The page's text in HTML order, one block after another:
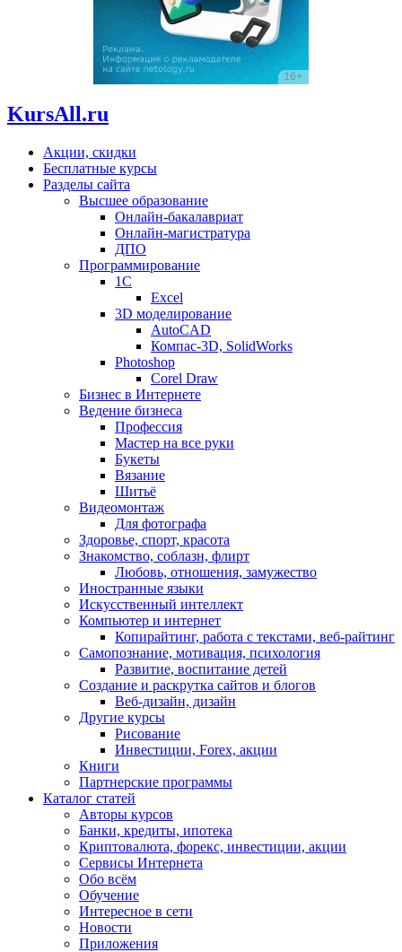
KursAll.ru
Акции, скидки
Бесплатные курсы
Разделы сайта
Высшее образование
Онлайн-бакалавриат
Онлайн-магистратура
ДПО
Программирование
1С
Excel
3D моделирование
AutoCAD
Компас-3D, SolidWorks
Photoshop
Corel Draw
Бизнес в Интернете
Ведение бизнеса
Профессия
Мастер на все руки
Букеты
Вязание
Шитьё
Видеомонтаж
Для фотографа
Здоровье, спорт, красота
Знакомство, соблазн, флирт
Любовь, отношения, замужество
Иностранные языки
Искусственный интеллект
Компьютер и интернет
Копирайтинг, работа с текстами, веб-райтинг
Самопознание, мотивация, психология
Развитие, воспитание детей
Создание и раскрутка сайтов и блогов
Веб-дизайн, дизайн
Другие курсы
Рисование
Инвестиции, Forex, акции
Книги
Партнерские программы
Каталог статей
Авторы курсов
Банки, кредиты, ипотека
Криптовалюта, форекс, инвестиции, акции
Сервисы Интернета
Обо всём
Обучение
Интересное в сети
Новости
Приложения